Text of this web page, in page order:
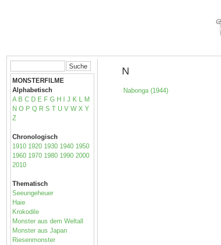
MONSTERFILME
Alphabetisch
A B C D E F G H I J K L M
N O P Q R S T U V W X Y
Z
Chronologisch
1910 1920 1930 1940 1950
1960 1970 1980 1990 2000
2010
Thematisch
Seeungeheuer
Haie
Krokodile
Monster aus dem Weltall
Monster aus Japan
Riesenmonster
N
Nabonga (1944)